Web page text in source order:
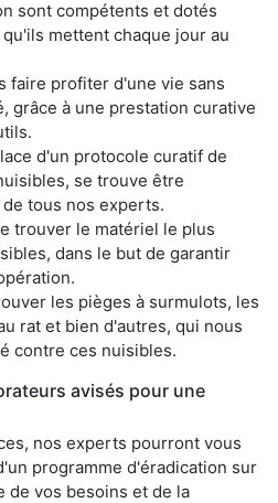
sont compétents et dotés
mettent chaque jour au
faire profiter d'une vie sans
grâce à une prestation curative
d'un protocole curatif de
se trouve être
tous nos experts.
trouver le matériel le plus
dans le but de garantir
les pièges à surmulots, les
rat et bien d'autres, qui nous
contre ces nuisibles.
avisés pour une
nos experts pourront vous
programme d'éradication sur
de vos besoins et de la